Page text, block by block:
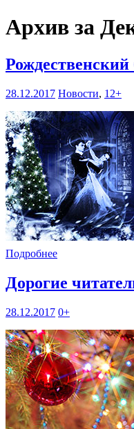
Архив за
Рождественский
28.12.2017 Новости, 12+
Подробнее
Дорогие
28.12.2017 0+